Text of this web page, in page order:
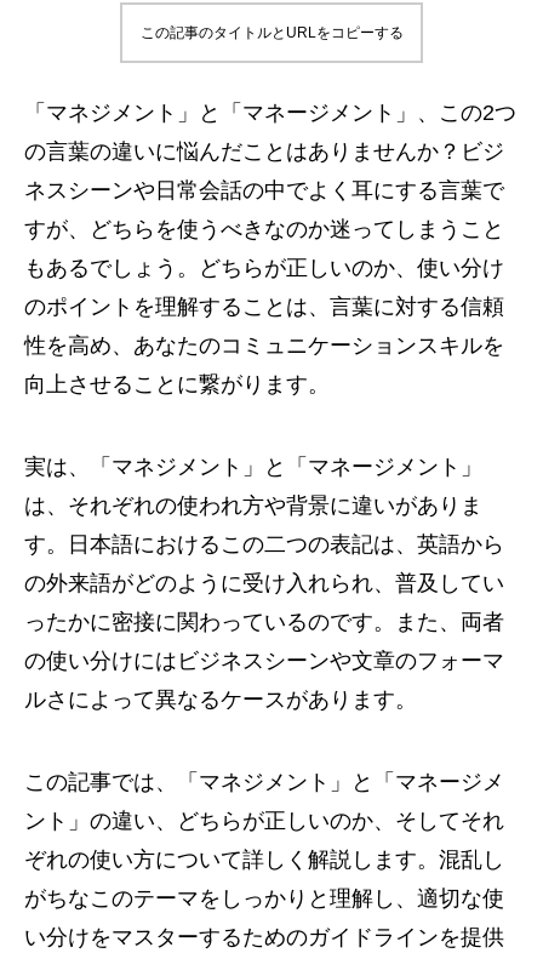
この記事のタイトルとURLをコピーする
「マネジメント」と「マネージメント」、この2つ
の言葉の違いに悩んだことはありませんか？ビジ
ネスシーンや日常会話の中でよく耳にする言葉で
すが、どちらを使うべきなのか迷ってしまうこと
もあるでしょう。どちらが正しいのか、使い分け
のポイントを理解することは、言葉に対する信頼
性を高め、あなたのコミュニケーションスキルを
向上させることに繋がります。
実は、「マネジメント」と「マネージメント」
は、それぞれの使われ方や背景に違いがありま
す。日本語におけるこの二つの表記は、英語から
の外来語がどのように受け入れられ、普及してい
ったかに密接に関わっているのです。また、両者
の使い分けにはビジネスシーンや文章のフォーマ
ルさによって異なるケースがあります。
この記事では、「マネジメント」と「マネージメ
ント」の違い、どちらが正しいのか、そしてそれ
ぞれの使い方について詳しく解説します。混乱し
がちなこのテーマをしっかりと理解し、適切な使
い分けをマスターするためのガイドラインを提供